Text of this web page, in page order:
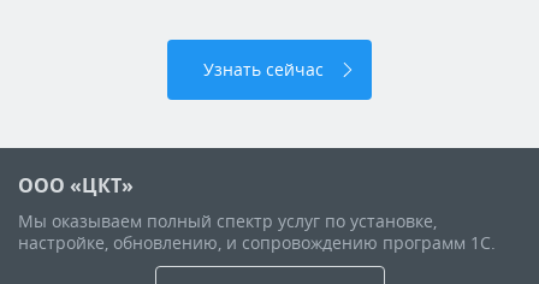
Узнать сейчас
ООО «ЦКТ»
Мы оказываем полный спектр услуг по установке,
настройке, обновлению, и сопровождению программ 1С.